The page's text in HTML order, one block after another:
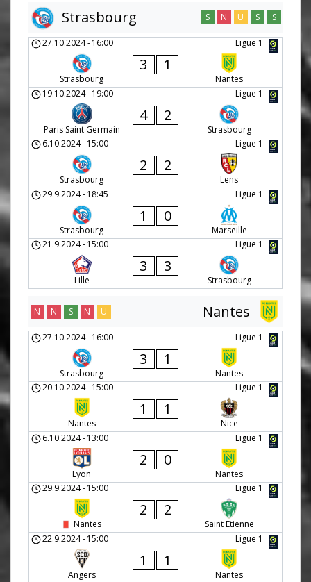
Strasbourg S N U S S
Ligue 1
27.10.2024-16:00
Strasbourg
3 1
Nantes
Ligue 1
19.10.2024-19:00
Paris Saint Germain
4 2
Strasbourg
Ligue 1
6.10.2024-15:00
Strasbourg
2 2
Lens
Ligue 1
29.9.2024-18:45
Strasbourg
1 0
Marseille
Ligue 1
21.9.2024-15:00
Lille
3 3
Strasbourg
Nantes
N N S N U
Ligue 1
27.10.2024-16:00
Strasbourg
3 1
Nantes
Ligue 1
20.10.2024-15:00
Nantes
1 1
Nice
Ligue 1
6.10.2024-13:00
Lyon
2 0
Nantes
Ligue 1
29.9.2024-15:00
Nantes
2 2
Saint Etienne
Ligue 1
22.9.2024-15:00
Angers
1 1
Nantes